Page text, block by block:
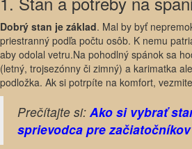
Dobrý stan je základ. Mal by byť
priestranný podľa počtu osôb. K nemu
aby odolal vetru.Na pohodlný spánok sa
(letný, trojsezónny či zimný) a karimatka
podložka. Ak si potrpíte na komfort,
Prečítajte si: Ako si vybrať
sprievodca pre